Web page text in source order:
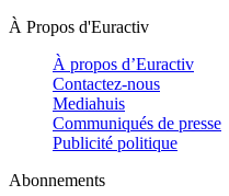
À Propos d'Euractiv
À propos d’Euractiv
Contactez-nous
Mediahuis
Communiqués de presse
Publicité politique
Abonnements